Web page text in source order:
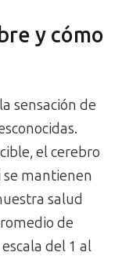
y cómo
sensación de
el cerebro
se mantienen
salud
de
del 1 al